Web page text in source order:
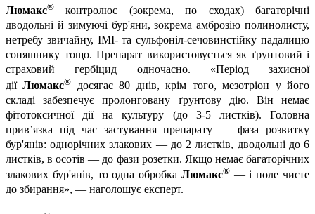
Люмакс® контролює (зокрема, по сходах) багаторічні
дводольні й зимуючі бур'яни, зокрема амброзію полинолисту,
нетребу звичайну, ІМІ- та сульфоніл-сечовинстійку падалицю
соняшнику тощо. Препарат використовується як ґрунтовий і
страховий гербіцид одночасно. «Період захисної
діїЛюмакс® досягає 80 днів, крім того, мезотріон у його
складі забезпечує пролонговану ґрунтову дію. Він немає
фітотоксичної дії на культуру (до 3-5 листків). Головна
прив’язка під час застування препарату — фаза розвитку
бур'янів: однорічних злакових — до 2 листків, дводольні до 6
листків, в осотів — до фази розетки. Якщо немає багаторічних
злакових бур'янів, то одна обробка Люмакс®— і поле чисте
до збирання», — наголошує експерт.